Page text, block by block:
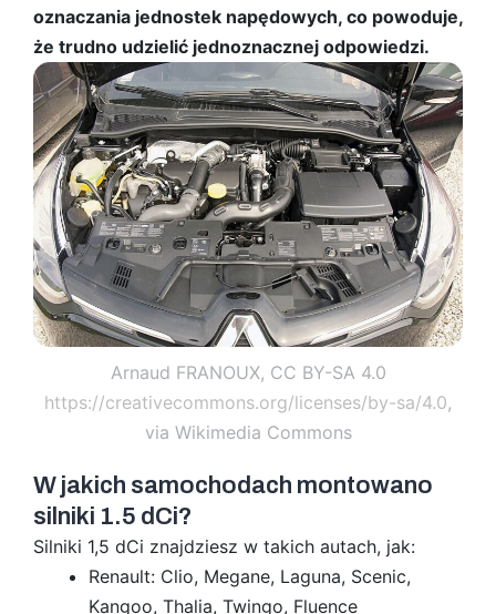
oznaczania jednostek napędowych, co powoduje,
że trudno udzielić jednoznacznej odpowiedzi.
Arnaud FRANOUX, CC BY-SA 4.0
https://creativecommons.org/licenses/by-sa/4.0,
via Wikimedia Commons
W jakich samochodach montowano
silniki 1.5 dCi?
Silniki 1,5 dCi znajdziesz w takich autach, jak:
Renault: Clio, Megane, Laguna, Scenic,
Kangoo, Thalia, Twingo, Fluence